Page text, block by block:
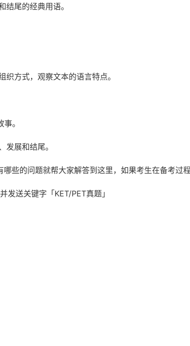
尾的经典用语。
方式，观察文本的语言特点。
。
展和结尾。
些的问题就帮大家解答到这里，如果考生在备考过
发送关键字「KET/PET真题」